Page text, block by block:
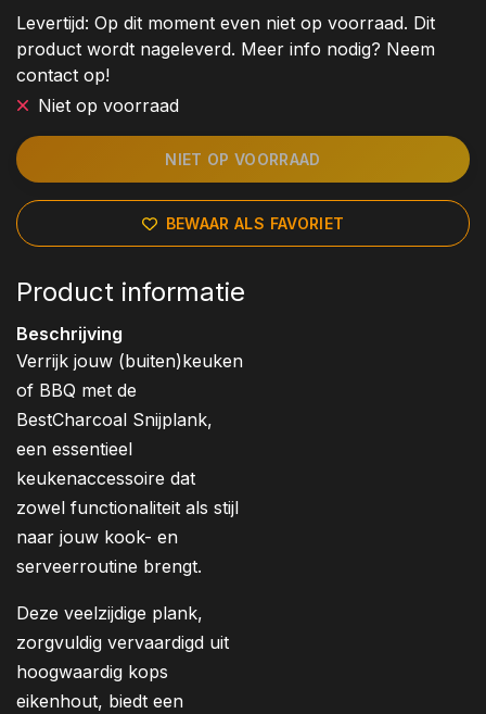
Levertijd: Op dit moment even niet op voorraad. Dit
product wordt nageleverd. Meer info nodig? Neem
contact op!
Niet op voorraad
NIET OP VOORRAAD
BEWAAR ALS FAVORIET
Product informatie
Beschrijving
Verrijk jouw (buiten)keuken
of BBQ met de
BestCharcoal Snijplank,
een essentieel
keukenaccessoire dat
zowel functionaliteit als stijl
naar jouw kook- en
serveerroutine brengt.
Deze veelzijdige plank,
zorgvuldig vervaardigd uit
hoogwaardig kops
eikenhout, biedt een